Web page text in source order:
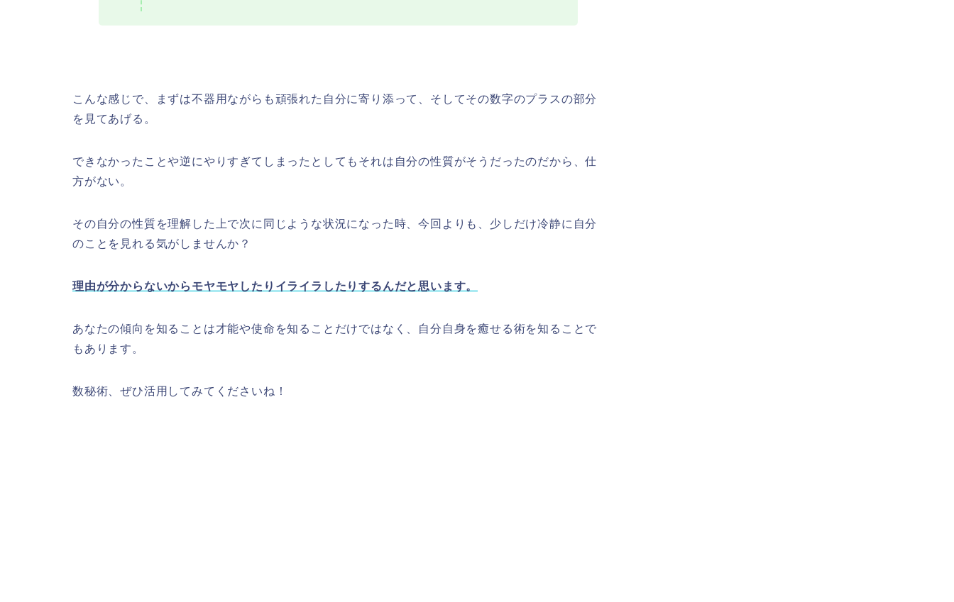
こんな感じで、まずは不器用ながらも頑張れた自分に寄り添って、そしてその数字のプラスの部分
を見てあげる。
できなかったことや逆にやりすぎてしまったとしてもそれは自分の性質がそうだったのだから、仕
方がない。
その自分の性質を理解した上で次に同じような状況になった時、今回よりも、少しだけ冷静に自分
のことを見れる気がしませんか？
理由が分からないからモヤモヤしたりイライラしたりするんだと思います。
あなたの傾向を知ることは才能や使命を知ることだけではなく、自分自身を癒せる術を知ることで
もあります。
数秘術、ぜひ活用してみてくださいね！